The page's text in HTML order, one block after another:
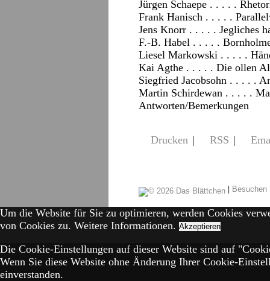
Jürgen Schaepe . . . . .
Frank Hanisch . . . . .
Jens Knorr . . . . . Jegliches
F.-B. Habel . . . . .
Liesel Markowski . . . . .
Kai Agthe . . . . . Die ollen
Siegfried Jacobsohn . . . . .
Martin Schirdewan . . . . .
Antworten/Bemerkungen
Drucken | RSS |
|
Um die Website für Sie zu optimieren, werden Cookies
von Cookies zu. Weitere Informationen. Akzeptieren
Die Cookie-Einstellungen auf dieser Website sind auf
Wenn Sie diese Website ohne Änderung Ihrer Cookie-
einverstanden.